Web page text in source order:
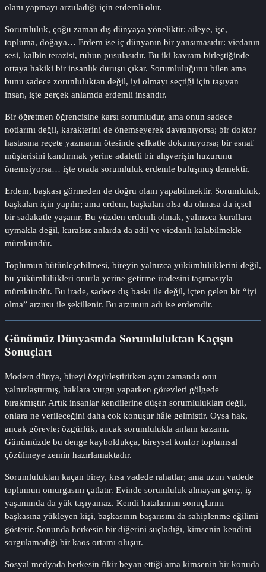
olanı yapmayı arzuladığı için erdemli olur.
Sorumluluk, çoğu zaman dış dünyaya yöneliktir: aileye, işe,
topluma, doğaya… Erdem ise iç dünyanın bir yansımasıdır: vicdanın
sesi, kalbin terazisi, ruhun pusulasıdır. Bu iki kavram birleştiğinde
ortaya hakiki bir insanlık duruşu çıkar. Sorumluluğunu bilen ama
bunu sadece zorunluluktan değil, iyi olmayı seçtiği için taşıyan
insan, işte gerçek anlamda erdemli insandır.
Bir öğretmen öğrencisine karşı sorumludur, ama onun sadece
notlarını değil, karakterini de önemseyerek davranıyorsa; bir doktor
hastasına reçete yazmanın ötesinde şefkatle dokunuyorsa; bir esnaf
müşterisini kandırmak yerine adaletli bir alışverişin huzurunu
önemsiyorsa… işte orada sorumluluk erdemle buluşmuş demektir.
Erdem, başkası görmeden de doğru olanı yapabilmektir. Sorumluluk,
başkaları için yapılır; ama erdem, başkaları olsa da olmasa da içsel
bir sadakatle yaşanır. Bu yüzden erdemli olmak, yalnızca kurallara
uymakla değil, kuralsız anlarda da adil ve vicdanlı kalabilmekle
mümkündür.
Toplumun bütünleşebilmesi, bireyin yalnızca yükümlülüklerini değil,
bu yükümlülükleri onurla yerine getirme iradesini taşımasıyla
mümkündür. Bu irade, sadece dış baskı ile değil, içten gelen bir “iyi
olma” arzusu ile şekillenir. Bu arzunun adı ise erdemdir.
Günümüz Dünyasında Sorumluluktan Kaçışın
Sonuçları
Modern dünya, bireyi özgürleştirirken aynı zamanda onu
yalnızlaştırmış, haklara vurgu yaparken görevleri gölgede
bırakmıştır. Artık insanlar kendilerine düşen sorumlulukları değil,
onlara ne verileceğini daha çok konuşur hâle gelmiştir. Oysa hak,
ancak görevle; özgürlük, ancak sorumlulukla anlam kazanır.
Günümüzde bu denge kayboldukça, bireysel konfor toplumsal
çözülmeye zemin hazırlamaktadır.
Sorumluluktan kaçan birey, kısa vadede rahatlar; ama uzun vadede
toplumun omurgasını çatlatır. Evinde sorumluluk almayan genç, iş
yaşamında da yük taşıyamaz. Kendi hatalarının sonuçlarını
başkasına yükleyen kişi, başkasının başarısını da sahiplenme eğilimi
gösterir. Sonunda herkesin bir diğerini suçladığı, kimsenin kendini
sorgulamadığı bir kaos ortamı oluşur.
Sosyal medyada herkesin fikir beyan ettiği ama kimsenin bir konuda